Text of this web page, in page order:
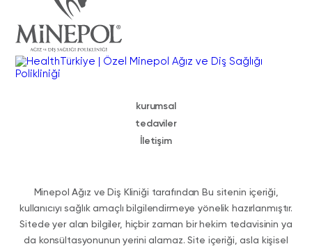
kurumsal
tedaviler
İletişim
Minepol Ağız ve Diş Kliniği tarafından Bu sitenin içeriği,
kullanıcıyı sağlık amaçlı bilgilendirmeye yönelik hazırlanmıştır.
Sitede yer alan bilgiler, hiçbir zaman bir hekim tedavisinin ya
da konsültasyonunun yerini alamaz. Site içeriği, asla kişisel